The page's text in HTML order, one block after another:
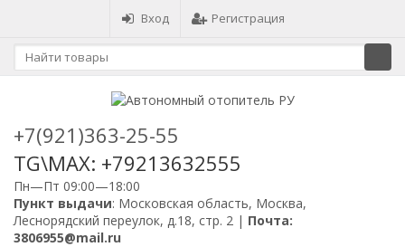
Вход Регистрация
+7(921)363-25-55
TG\MAX: +79213632555
Пн—Пт 09:00—18:00
Пункт выдачи: Московская область, Москва,
Леснорядский переулок, д.18, стр. 2 | Почта:
3806955@mail.ru